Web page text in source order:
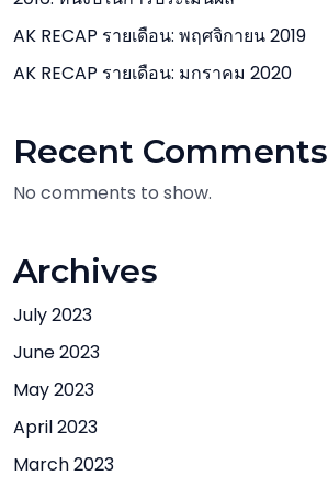
AK RECAP รายเดือน: พฤศจิกายน 2019
AK RECAP รายเดือน: มกราคม 2020
Recent Comments
No comments to show.
Archives
July 2023
June 2023
May 2023
April 2023
March 2023